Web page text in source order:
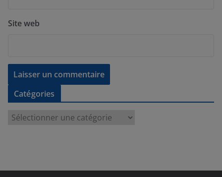
Site web
Catégories